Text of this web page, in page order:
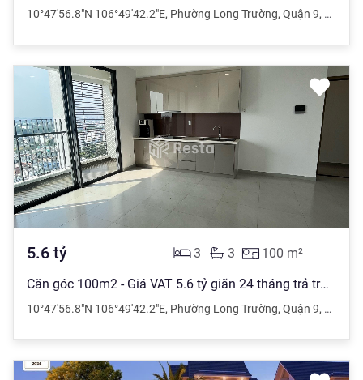
10°47'56.8"N 106°49'42.2"E, Phường Long Trường, Quận 9, Hồ Chí
5.6 tỷ 100 m²
3
3
Căn góc 100m2 - Giá VAT 5.6 tỷ giãn 24 tháng trả trước 840 triệu - Sổ hồng 3PN3WC MT Q9
10°47'56.8"N 106°49'42.2"E, Phường Long Trường, Quận 9, Hồ Chí